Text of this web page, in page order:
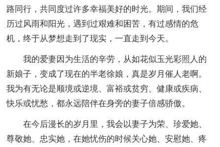
路同行，共同度过许多幸福美好的时光。期间，我们经
历过风雨和阳光，遇到过艰难和困苦，有过感情的危
机，终于从梦想走到了现实，一直走到今天。
我的爱妻因为生活的辛劳，从如花似玉光彩照人的
新娘子，变成了现在的半老徐娘，真是岁月催人老啊。
我为有无论是顺境或逆境、富裕或贫穷、健康或疾病、
快乐或忧愁，都永远陪伴在身旁的妻子倍感骄傲。
在今后漫长的岁月里，我会以妻子为荣、珍爱她、
尊敬她、忠实她，在她忧伤的时候关心她、安慰她、疼